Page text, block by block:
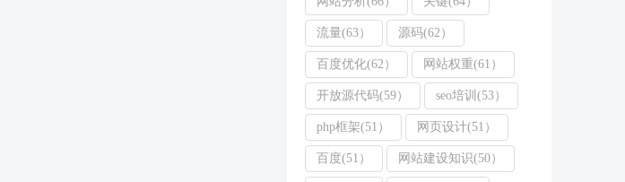
流量(63） 源码(62）
百度优化(62） 网站权重(61）
开放源代码(59） seo培训(53）
php框架(51） 网页设计(51）
百度(51） 网站建设知识(50）